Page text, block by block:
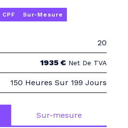
CPF Sur-Mesure
20
1935 € Net De TVA
150 Heures Sur 199 Jours
Sur-mesure